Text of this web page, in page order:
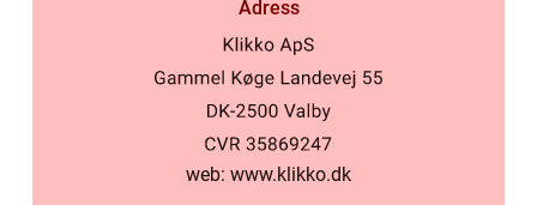
Adress
web: www.klikko.dk